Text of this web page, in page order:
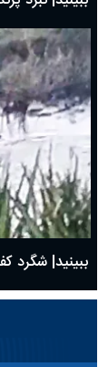
ببینید| شگرد